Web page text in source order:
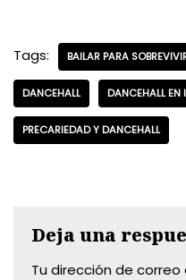
Tags: BAILAR PARA
DANCEHALL DANCEHALL EN
PRECARIEDAD Y DANCEHALL
Deja una
Tu dirección de